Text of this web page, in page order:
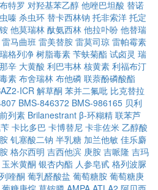
特罗 对羟基苯乙醇 他唑巴坦酸 替诺
嗪 杀虫环 替卡西林钠 托非索洋 托定
他莫瑞林 酞氨西林 他拉卟吩 他替瑞
雷马曲班 雷美替胺 雷莫司琼 雷帕霉素
瑞格列净 树脂毒素 苄蚨菊酯 试卤灵 瑞
辛 大黄酸 利巴韦林 核黄素 利福布汀
素 布舍瑞林 布他磷 联萘酚磷酸酯
ICR 解草酮 苯并二氟吡 比克替拉
BMS-846372 BMS-986165 贝利
列素 Brilanestrant β-环糊精 联苯芦
卡比多巴 卡博替尼 卡非佐米 乙醇酸
钆塞酸二钠 半乳糖 加兰他敏 佳乐麝
格尔西明 吉西他滨 庚胺 吉哌隆 吉玛
玉米黄酮 银杏内酯 人参皂甙 格列波脲
喹酮 葡乳醛酸盐 葡萄糖胺 葡萄糖庚